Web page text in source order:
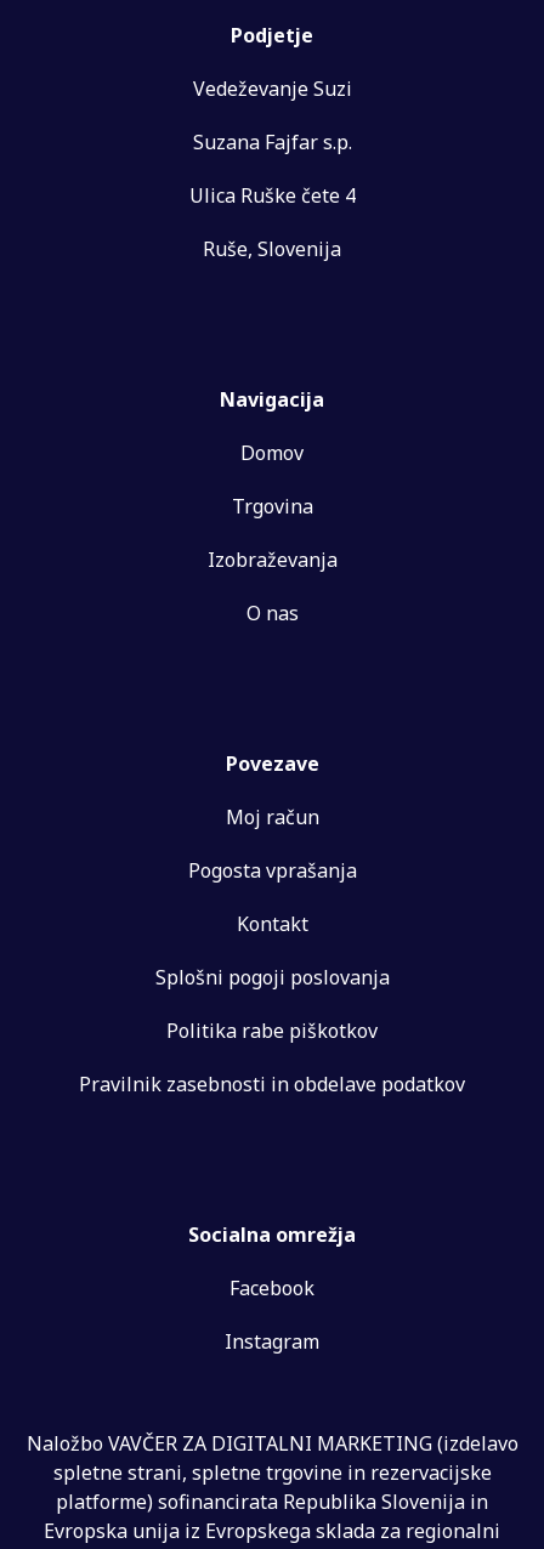
Podjetje
Vedeževanje Suzi
Suzana Fajfar s.p.
Ulica Ruške čete 4
Ruše, Slovenija
Navigacija
Domov
Trgovina
Izobraževanja
O nas
Povezave
Moj račun
Pogosta vprašanja
Kontakt
Splošni pogoji poslovanja
Politika rabe piškotkov
Pravilnik zasebnosti in obdelave podatkov
Socialna omrežja
Facebook
Instagram
Naložbo VAVČER ZA DIGITALNI MARKETING (izdelavo
spletne strani, spletne trgovine in rezervacijske
platforme) sofinancirata Republika Slovenija in
Evropska unija iz Evropskega sklada za regionalni